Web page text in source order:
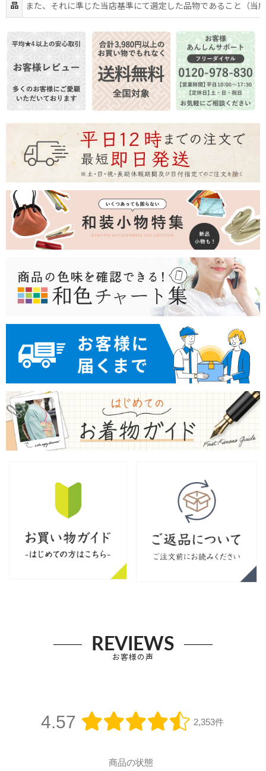
品
また、それに準じた当店基準にて選定した品物であること（当
REVIEWS
お客様の声
4.57 2,353件
商品の状態